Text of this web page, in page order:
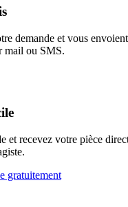
demande et vous
mail ou SMS.
et recevez votre pièce
gratuitement